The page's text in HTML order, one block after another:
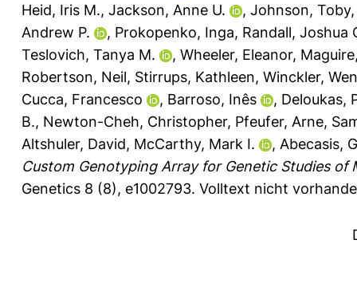
Heid, Iris M., Jackson, Anne U. , Johnson, Toby
Andrew P.
, Prokopenko, Inga, Randall, Joshua
Teslovich, Tanya M.
, Wheeler, Eleanor,
Robertson, Neil, Stirrups, Kathleen, Winckler,
Cucca, Francesco
, Barroso, Inês , Deloukas,
B., Newton-Cheh, Christopher, Pfeufer, Arne,
Altshuler, David, McCarthy, Mark I. , Abecasis,
Custom Genotyping Array for Genetic Studies
Genetics 8 (8), e1002793. Volltext nicht